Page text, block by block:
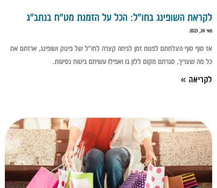
לקראת השופינג בחו״ל: הכל על הזמנת מט״ח בנתב״ג
מאי 24, 2023
אז סוף סוף הצלחתם לפנות זמן לגיחה קצרה לחו״ל של פינוק ושופינג, ארזתם את
כל מה שצריך, סגרתם מקום ללון בו ואפילו עשיתם ביטוח נסיעות.
לקריאה »